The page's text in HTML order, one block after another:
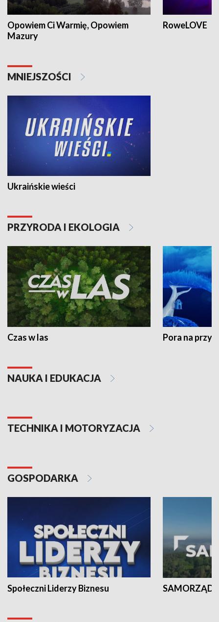
Opowiem Ci Warmię, Opowiem
Mazury
RoweLOVE
MNIEJSZOŚCI
Ukraińskie wieści
PRZYRODA I EKOLOGIA
Czas w las Pora na
NAUKA I EDUKACJA
TECHNIKA I MOTORYZACJA
GOSPODARKA
Społeczni Liderzy Biznesu SAMORZĄD